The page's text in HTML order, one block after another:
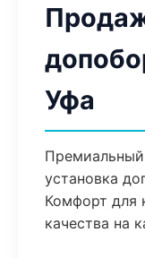
Уфа
установка
Комфорт для
качества на